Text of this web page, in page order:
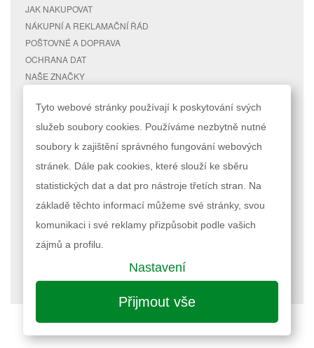
JAK NAKUPOVAT
NÁKUPNÍ A REKLAMAČNÍ ŘÁD
POŠTOVNÉ A DOPRAVA
OCHRANA DAT
NAŠE ZNAČKY
RYCHLÉ ODKAZY
MAPA STRÁNEK
VYHLEDÁVANÉ TERMÍNY
POKROČILÉ VYHLEDÁVÁNÍ
ÚČET
MŮJ ÚČET
STAV OBJEDNÁVKY
Podle zákona o evidenci tržeb je prodávající povinen vystavit kupujícímu
účtenku. Zároveň je povinen zaevidovat přijatou tržbu u správce daně
Nastavení cookies| © 2023 RAPPA.cz
Tyto webové stránky používají k poskytování svých
služeb soubory cookies. Používáme nezbytně nutné
soubory k zajištění správného fungování webových
stránek. Dále pak cookies, které slouží ke sběru
statistických dat a dat pro nástroje třetích stran. Na
základě těchto informací můžeme své stránky, svou
komunikaci i své reklamy přizpůsobit podle vašich
zájmů a profilu.
Nastavení
Přijmout vše